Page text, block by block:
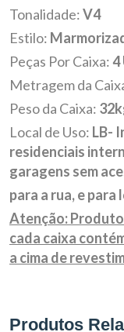
Tonalidade:V4
Estilo:
Peças Por Caixa:4
Metragem da
Peso da Caixa:
Local de Uso: LB-
residenciais
garagens sem
para a rua, e para
Atenção:
cada caixa
a cima de
Produtos